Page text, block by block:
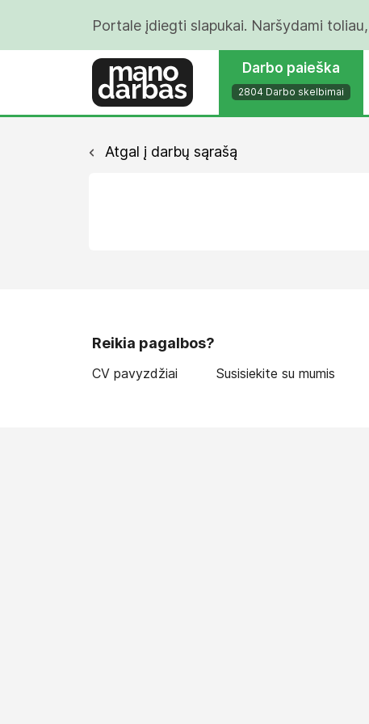
Portale įdiegti slapukai. Naršydami
Darbo paieška
2804 Darbo skelbimai
Atgal į darbų sąrašą
Reikia pagalbos?
CV pavyzdžiai Susisiekite su mumis